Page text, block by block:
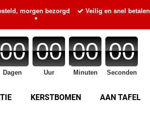
morgen bezorgd Veilig en snel betalen
Dagen
00
Uur
00
Minuten
00
Seconden
KERSTBOMEN AAN TAFEL
•